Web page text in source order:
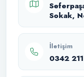
Sokak,
İletişim
0342